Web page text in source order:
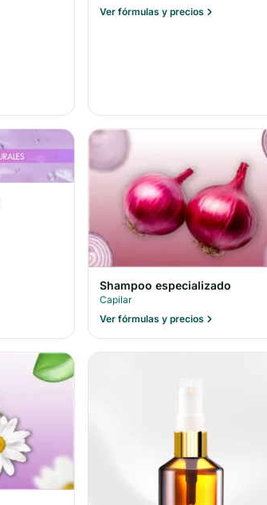
Ver fórmulas y precios
Shampoo especializado
Capilar
Ver fórmulas y precios